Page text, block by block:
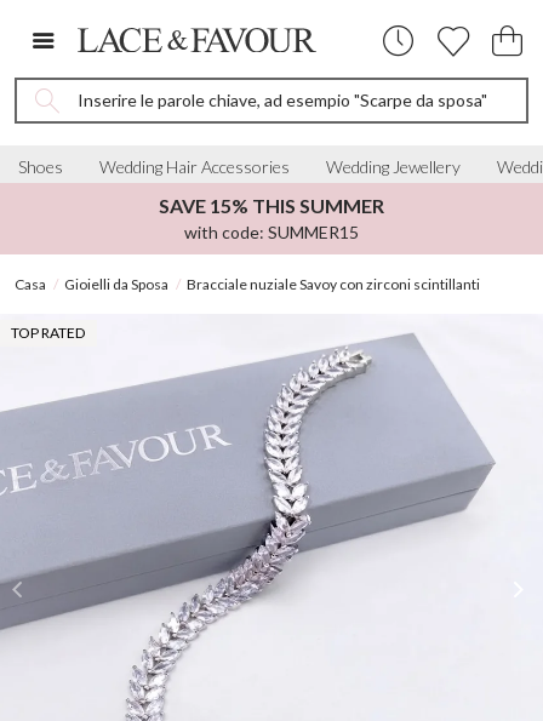
Inserire le parole chiave, ad esempio "Scarpe da sposa"
Shoes Wedding Hair Accessories Wedding Jewellery
SAVE 15% THIS SUMMER
with code: SUMMER15
Casa Gioielli da Sposa Bracciale nuziale Savoy con zirconi scintillanti
TOP RATED